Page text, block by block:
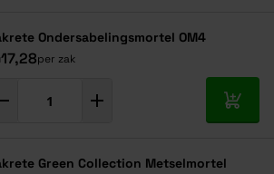
Ondersabelingsmortel OM4
17,28per zak
In
Green Collection Metselmortel